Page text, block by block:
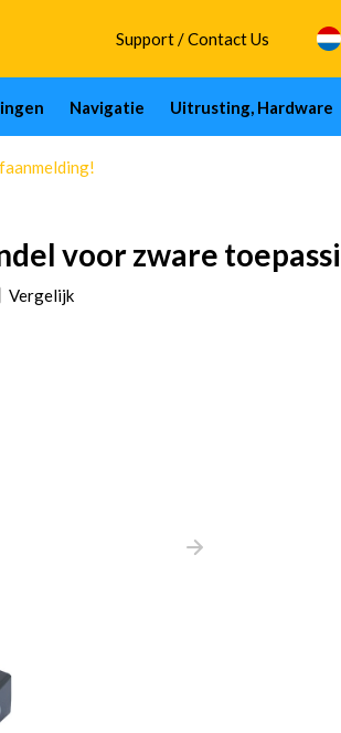
Support / Contact Us
Navigatie Uitrusting, Hardware
voor zware
Vergelijk